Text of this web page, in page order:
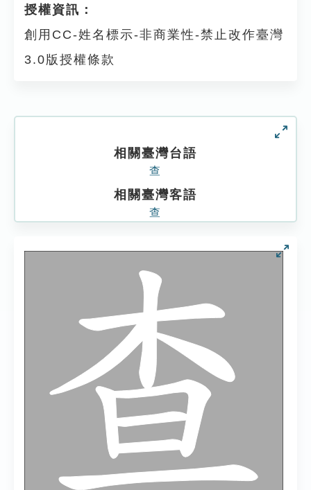
授權資訊：
創用CC-姓名標示-非商業性-禁止改作臺灣
3.0版授權條款
相關臺灣台語
查
相關臺灣客語
查